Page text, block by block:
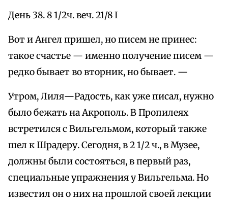
День 38. 8 1/2ч. веч. 21/8 I
Вот и Ангел пришел, но писем не принес:
такое счастье — именно получение писем —
редко бывает во вторник, но бывает. —
Утром, Лиля—Радость, как уже писал, нужно
было бежать на Акрополь. В Пропилеях
встретился с Вильгельмом, который также
шел к Шрадеру. Сегодня, в 2 1/2 ч., в Музее,
должны были состояться, в первый раз,
специальные упражнения у Вильгельма. Но
известил он о них на прошлой своей лекции